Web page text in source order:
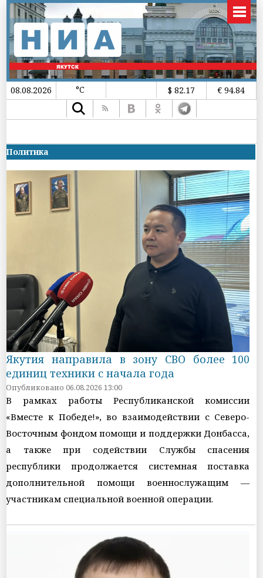
08.08.2026 °C $ 82.17 € 94.84
Политика
Якутия направила в зону СВО более 100
единиц техники с начала года
Опубликовано 06.08.2026 13:00
В рамках работы Республиканской комиссии
«Вместе к Победе!», во взаимодействии с Северо-
Восточным фондом помощи и поддержки Донбасса,
а также при содействии Службы спасения
республики продолжается системная поставка
дополнительной помощи военнослужащим —
участникам специальной военной операции.